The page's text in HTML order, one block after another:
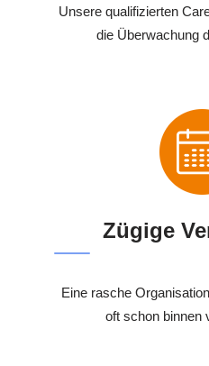
Unsere qualifizierten
die Überwachung
Zügige
Eine rasche
oft schon binnen